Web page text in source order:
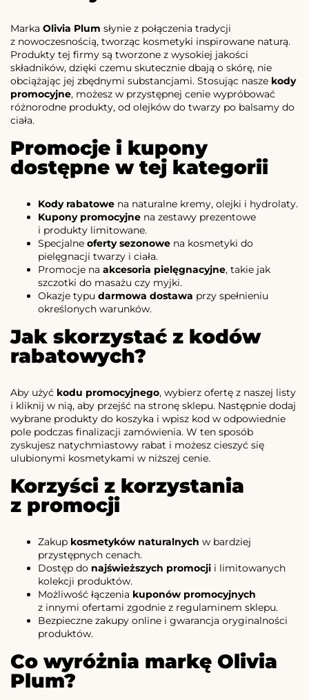
Marka Olivia Plum słynie z połączenia tradycji
z nowoczesnością, tworząc kosmetyki inspirowane naturą.
Produkty tej firmy są tworzone z wysokiej jakości
składników, dzięki czemu skutecznie dbają o skórę, nie
obciążając jej zbędnymi substancjami. Stosując nasze kody
promocyjne, możesz w przystępnej cenie wypróbować
różnorodne produkty, od olejków do twarzy po balsamy do
ciała.
Promocje i kupony
dostępne w tej kategorii
Kody rabatowe na naturalne kremy, olejki i hydrolaty.
Kupony promocyjne na zestawy prezentowe
i produkty limitowane.
Specjalne oferty sezonowe na kosmetyki do
pielęgnacji twarzy i ciała.
Promocje na akcesoria pielęgnacyjne, takie jak
szczotki do masażu czy myjki.
Okazje typu darmowa dostawa przy spełnieniu
określonych warunków.
Jak skorzystać z kodów
rabatowych?
Aby użyć kodu promocyjnego, wybierz ofertę z naszej listy
i kliknij w nią, aby przejść na stronę sklepu. Następnie dodaj
wybrane produkty do koszyka i wpisz kod w odpowiednie
pole podczas finalizacji zamówienia. W ten sposób
zyskujesz natychmiastowy rabat i możesz cieszyć się
ulubionymi kosmetykami w niższej cenie.
Korzyści z korzystania
z promocji
Zakup kosmetyków naturalnych w bardziej
przystępnych cenach.
Dostęp do najświeższych promocji i limitowanych
kolekcji produktów.
Możliwość łączenia kuponów promocyjnych
z innymi ofertami zgodnie z regulaminem sklepu.
Bezpieczne zakupy online i gwarancja oryginalności
produktów.
Co wyróżnia markę Olivia
Plum?